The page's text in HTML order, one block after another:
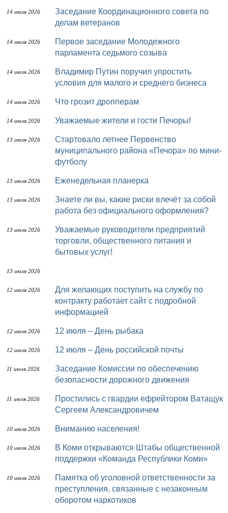
14 июля 2026
Заседание Координационного совета по
делам ветеранов
14 июля 2026
Первое заседание Молодежного
парламента седьмого созыва
14 июля 2026
Владимир Путин поручил упростить
условия для малого и среднего бизнеса
14 июля 2026 Что грозит дропперам
14 июля 2026 Уважаемые жители и гости Печоры!
13 июля 2026
Стартовало летнее Первенство
муниципального района «Печора» по мини-
футболу
13 июля 2026 Еженедельная планерка
13 июля 2026
Знаете ли вы, какие риски влечёт за собой
работа без официального оформления?
13 июля 2026
Уважаемые руководители предприятий
торговли, общественного питания и
бытовых услуг!
13 июля 2026
12 июля 2026
Для желающих поступить на службу по
контракту работает сайт с подробной
информацией
12 июля 2026 12 июля – День рыбака
12 июля 2026 12 июля – День российской почты
11 июля 2026
Заседание Комиссии по обеспечению
безопасности дорожного движения
11 июля 2026
Простились с гвардии ефрейтором Ватащук
Сергеем Александровичем
10 июля 2026 Вниманию населения!
10 июля 2026
В Коми открываются Штабы общественной
поддержки «Команда Республики Коми»
10 июля 2026
Памятка об уголовной ответственности за
преступления, связанные с незаконным
оборотом наркотиков